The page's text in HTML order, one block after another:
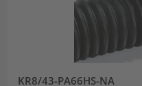
KR8/43-PA66HS-NA